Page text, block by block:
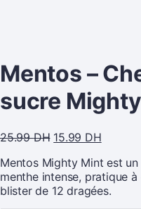
Mentos –
sucre
25.99DH 15.99 DH
Mentos Mighty Mint est
menthe intense, pratique
blister de 12 dragées.